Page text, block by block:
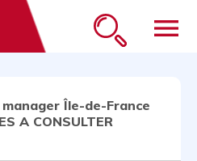
menu
Île-de-France
A CONSULTER